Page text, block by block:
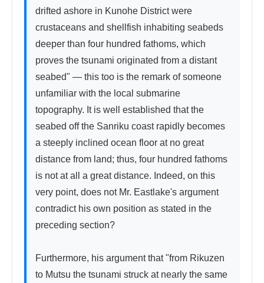
drifted ashore in Kunohe District were
crustaceans and shellfish inhabiting seabeds
deeper than four hundred fathoms, which
proves the tsunami originated from a distant
seabed" — this too is the remark of someone
unfamiliar with the local submarine
topography. It is well established that the
seabed off the Sanriku coast rapidly becomes
a steeply inclined ocean floor at no great
distance from land; thus, four hundred fathoms
is not at all a great distance. Indeed, on this
very point, does not Mr. Eastlake's argument
contradict his own position as stated in the
preceding section?
Furthermore, his argument that "from Rikuzen
to Mutsu the tsunami struck at nearly the same